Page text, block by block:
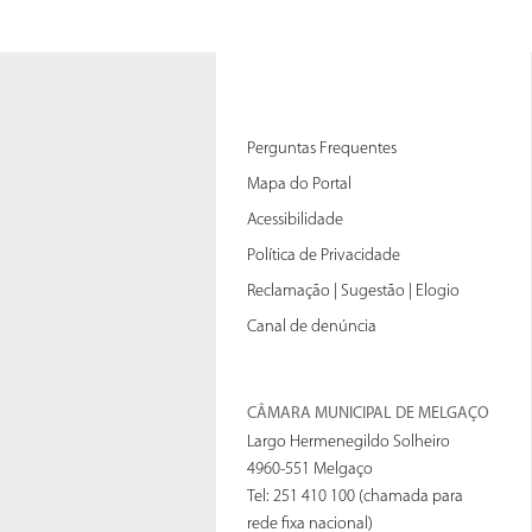
Perguntas Frequentes
Mapa do Portal
Acessibilidade
Política de Privacidade
Reclamação | Sugestão | Elogio
Canal de denúncia
CÂMARA MUNICIPAL DE MELGAÇO
Largo Hermenegildo Solheiro
4960-551 Melgaço
Tel: 251 410 100 (chamada para
rede fixa nacional)